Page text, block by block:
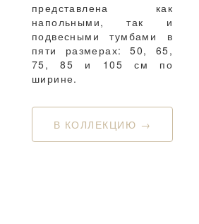
представлена как
напольными, так и
подвесными тумбами в
пяти размерах: 50, 65,
75, 85 и 105 см по
ширине.
В КОЛЛЕКЦИЮ →